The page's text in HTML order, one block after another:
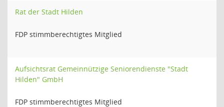
Rat der Stadt Hilden
FDP stimmberechtigtes Mitglied
Aufsichtsrat Gemeinnützige Seniorendienste "Stadt
Hilden" GmbH
FDP stimmberechtigtes Mitglied